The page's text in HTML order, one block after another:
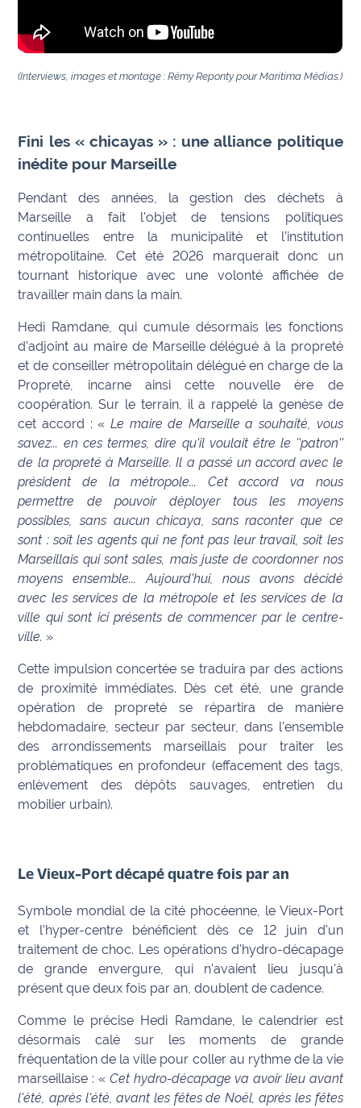
rouge
Maritima
L'anecdote
C'est
mon
club
Les
Coachs
Bon
plan
sortie
Nous
contacter
Ecouter
et voir
Maritima
Qui
sommes
nous ?
Devenir
annonceur
Recrutement
légales
Conditions
générales
d'utilisation du
site maritima.fr
Archives
(Interviews, images et montage : Rémy Reponty pour Maritima Médias.)
Fini les « chicayas » : une alliance politique
inédite pour Marseille
Pendant des années, la gestion des déchets à
Marseille a fait l'objet de tensions politiques
continuelles entre la municipalité et l’institution
métropolitaine. Cet été 2026 marquerait donc un
tournant historique avec une volonté affichée de
travailler main dans la main.
Hedi Ramdane, qui cumule désormais les fonctions
d'adjoint au maire de Marseille délégué à la propreté
et de conseiller métropolitain délégué en charge de la
Propreté, incarne ainsi cette nouvelle ère de
coopération. Sur le terrain, il a rappelé la genèse de
cet accord : « Le maire de Marseille a souhaité, vous
savez... en ces termes, dire qu'il voulait être le ''patron''
de la propreté à Marseille. Il a passé un accord avec le
président de la métropole... Cet accord va nous
permettre de pouvoir déployer tous les moyens
possibles, sans aucun chicaya, sans raconter que ce
sont : soit les agents qui ne font pas leur travail, soit les
Marseillais qui sont sales, mais juste de coordonner nos
moyens ensemble... Aujourd'hui, nous avons décidé
avec les services de la métropole et les services de la
ville qui sont ici présents de commencer par le centre-
ville. »
Cette impulsion concertée se traduira par des actions
de proximité immédiates. Dès cet été, une grande
opération de propreté se répartira de manière
hebdomadaire, secteur par secteur, dans l'ensemble
des arrondissements marseillais pour traiter les
problématiques en profondeur (effacement des tags,
enlèvement des dépôts sauvages, entretien du
mobilier urbain).
Le Vieux-Port décapé quatre fois par an
Symbole mondial de la cité phocéenne, le Vieux-Port
et l'hyper-centre bénéficient dès ce 12 juin d'un
traitement de choc. Les opérations d'hydro-décapage
de grande envergure, qui n'avaient lieu jusqu'à
présent que deux fois par an, doublent de cadence.
Comme le précise Hedi Ramdane, le calendrier est
désormais calé sur les moments de grande
fréquentation de la ville pour coller au rythme de la vie
marseillaise : « Cet hydro-décapage va avoir lieu avant
l'été, après l'été, avant les fêtes de Noël, après les fêtes